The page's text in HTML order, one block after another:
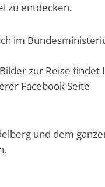
zu entdecken.
im
zur Reise findet
Facebook Seite
und dem